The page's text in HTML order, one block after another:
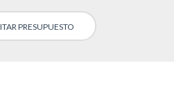
PRESUPUESTO